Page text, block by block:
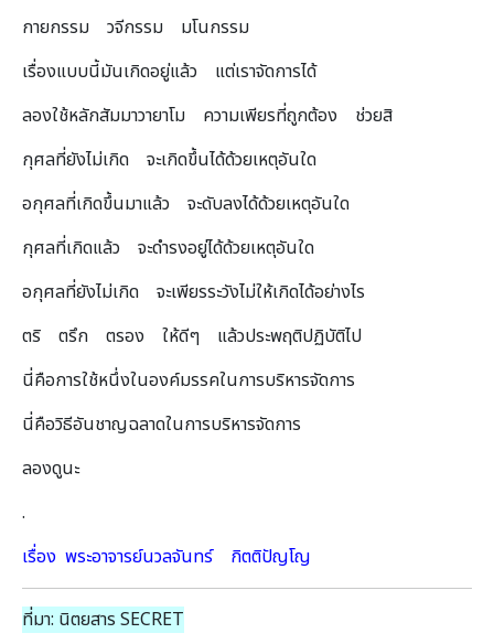
กายกรรม วจีกรรม มโนกรรม
เรื่องแบบนี้มันเกิดอยู่แล้ว แต่เราจัดการได้
ลองใช้หลักสัมมาวายาโม ความเพียรที่ถูกต้อง ช่วยสิ
กุศลที่ยังไม่เกิด จะเกิดขึ้นได้ด้วยเหตุอันใด
อกุศลที่เกิดขึ้นมาแล้ว จะดับลงได้ด้วยเหตุอันใด
กุศลที่เกิดแล้ว จะดำรงอยู่ได้ด้วยเหตุอันใด
อกุศลที่ยังไม่เกิด จะเพียรระวังไม่ให้เกิดได้อย่างไร
ตริ ตรึก ตรอง ให้ดีๆ แล้วประพฤติปฏิบัติไป
นี่คือการใช้หนึ่งในองค์มรรคในการบริหารจัดการ
นี่คือวิธีอันชาญฉลาดในการบริหารจัดการ
ลองดูนะ
.
เรื่อง พระอาจารย์นวลจันทร์ กิตติปัญโญ
ที่มา: นิตยสาร SECRET